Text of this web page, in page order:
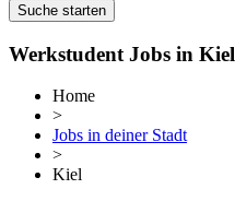
Suche starten
Werkstudent Jobs in Kiel
Home
>
Jobs in deiner Stadt
>
Kiel